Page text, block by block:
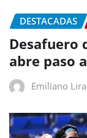
DESTACADAS
Desafuero
abre paso
Emiliano Lira